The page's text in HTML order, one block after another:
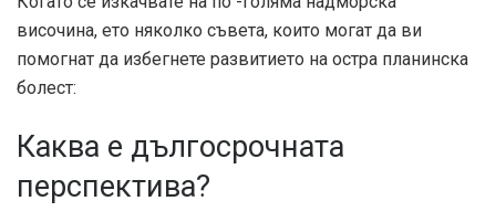
височина, ето няколко съвета, които могат да ви
помогнат да избегнете развитието на остра планинска
болест:
Каква е дългосрочната
перспектива?